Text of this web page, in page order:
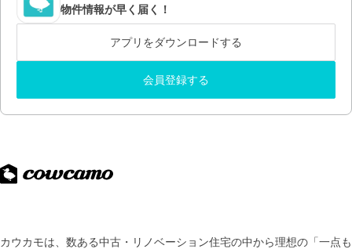
物件情報が早く届く！
アプリをダウンロードする
会員登録する
カウカモは、数ある中古・リノベーション住宅の中から理想の「一点も